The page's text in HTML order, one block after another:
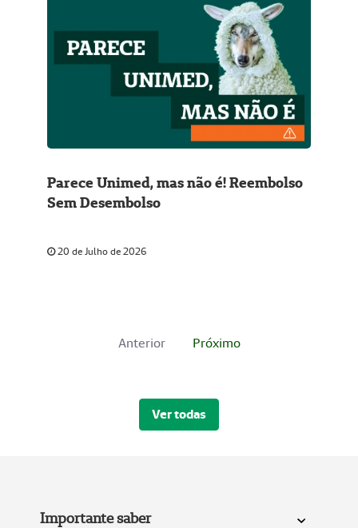
Parece Unimed, mas não é! Reembolso
Sem Desembolso
20 de Julho de 2026
Anterior Próximo
Ver todas
Importante saber